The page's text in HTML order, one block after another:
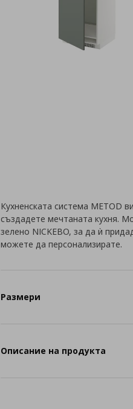
Кухненската система METOD
създадете мечтаната кухня.
зелено NICKEBO, за да ѝ
можете да персонализирате.
Размери
Описание на продукта